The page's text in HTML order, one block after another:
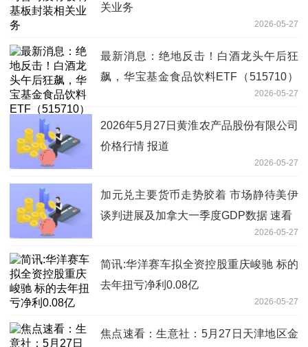
关业务
2026-05-27
最新消息：绝地反击！白酒龙头午后狂
飙，华宝基金食品饮料ETF（515710）
2026-05-27
2026年5月27日黄淮农产品股份有限公司
价格行情 报道
2026-05-27
加元兑主要货币走势胶着 市场静待美伊
谈判进展及加拿大一季度GDP数据 速看
2026-05-27
简讯:华洋赛车拟全资控股重庆峻驰 标的
去年扭亏净利0.08亿
2026-05-27
焦点速看：生意社：5月27日天津地区金